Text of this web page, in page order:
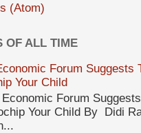
(Atom)
OF ALL TIME
Forum Suggests
Your Child
Forum
Your Child By Didi